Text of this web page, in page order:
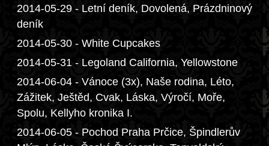
2014-05-29 - Letní deník, Dovolená, Prázdninový
deník
2014-05-30 - White Cupcakes
2014-05-31 - Legoland California, Yellowstone
2014-06-04 - Vánoce (3x), Naše rodina, Léto,
Zážitek, Ještěd, Cvak, Láska, Výročí, Moře,
Spolu, Kellyho kronika I.
2014-06-05 - Pochod Praha Prčice, Špindlerův